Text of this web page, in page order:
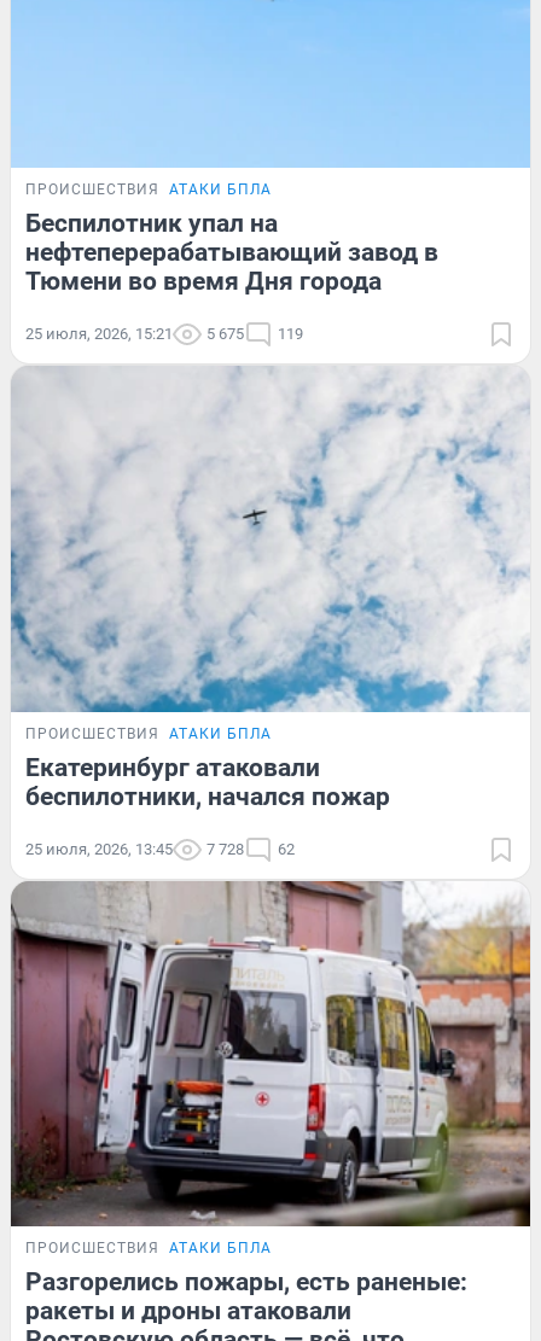
ПРОИСШЕСТВИЯ АТАКИ БПЛА
Беспилотник упал на
нефтеперерабатывающий завод в
Тюмени во время Дня города
25 июля, 2026, 15:21 5 675 119
ПРОИСШЕСТВИЯ АТАКИ БПЛА
Екатеринбург атаковали
беспилотники, начался пожар
25 июля, 2026, 13:45 7 728 62
ПРОИСШЕСТВИЯ АТАКИ БПЛА
Разгорелись пожары, есть раненые:
ракеты и дроны атаковали